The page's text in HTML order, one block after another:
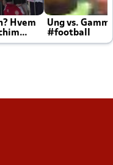
Hvem
Ung vs.
#football